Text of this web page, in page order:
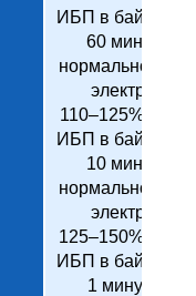
ИБП в байпас
60 минут при
нормальной
электросети
110–125%:
ИБП в байпас
10 минут при
нормальной
электросети
125–150%:
ИБП в байпас
1 минуту при